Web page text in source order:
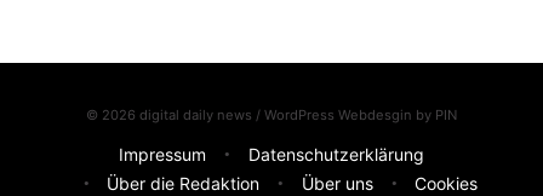
© 2026 digital daily news / WordPress Webdesgin by PIN
Impressum
Datenschutzerklärung
Über die Redaktion
Über uns
Cookies